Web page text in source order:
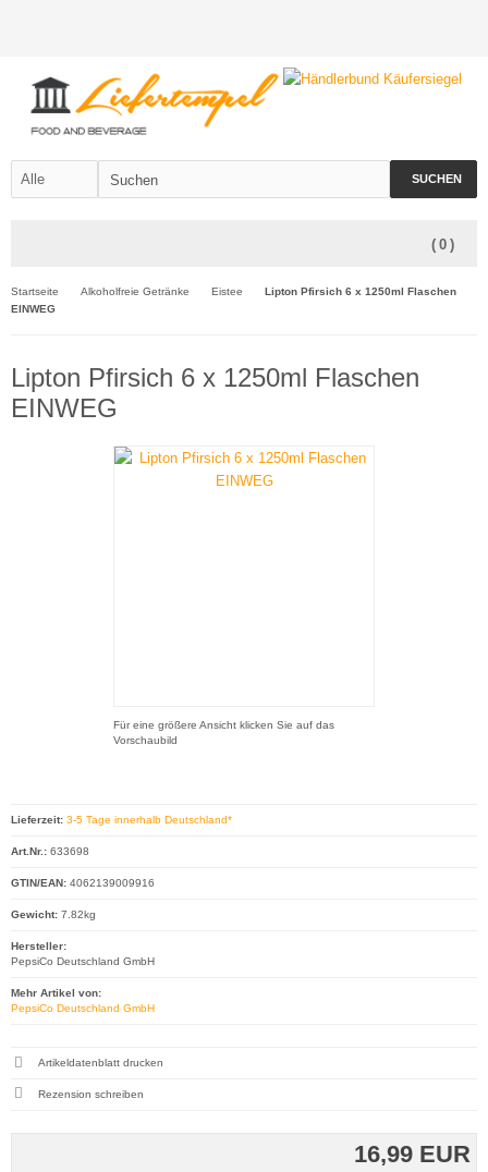
SUCHEN
( 0 )
Startseite Alkoholfreie Getränke Eistee
Lipton Pfirsich 6 x 1250ml Flaschen
EINWEG
Lipton Pfirsich 6 x 1250ml Flaschen
EINWEG
Für eine größere Ansicht klicken Sie auf das
Vorschaubild
16,99 EUR
Lieferzeit: 3-5 Tage innerhalb Deutschland*
Art.Nr.: 633698
GTIN/EAN: 4062139009916
Gewicht: 7.82kg
Hersteller:
PepsiCo Deutschland GmbH
Mehr Artikel von:
PepsiCo Deutschland GmbH
Artikeldatenblatt drucken
Rezension schreiben